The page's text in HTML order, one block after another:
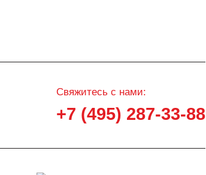
Свяжитесь с нами:
+7 (495) 287-33-88